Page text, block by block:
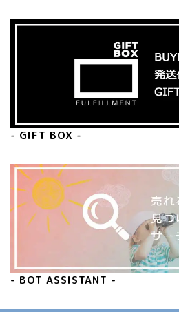
- GIFT BOX -
- BOT ASSISTANT -